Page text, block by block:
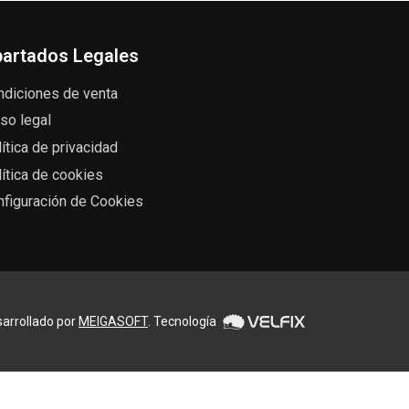
Legales
de venta
legal
de privacidad
de cookies
de Cookies
por MEIGASOFT. Tecnología